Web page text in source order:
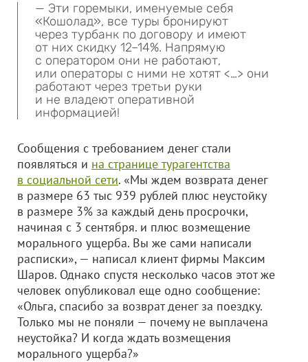
— Эти горемыки, именуемые себя
«Кошолад», все туры бронируют
через турбанк по договору и имеют
от них скидку 12–14%. Напрямую
с оператором они не работают,
или операторы с ними не хотят <…> они
работают через третьи руки
и не владеют оперативной
информацией!
Сообщения с требованием денег стали
появляться и на странице турагентства
в социальной сети. «Мы ждем возврата денег
в размере 63 тыс 939 рублей плюс неустойку
в размере 3% за каждый день просрочки,
начиная с 3 сентября. и плюс возмещение
морального ущерба. Вы же сами написали
расписки», — написал клиент фирмы Максим
Шаров. Однако спустя несколько часов этот же
человек опубликовал еще одно сообщение:
«Ольга, спасибо за возврат денег за поездку.
Только мы не поняли — почему не выплачена
неустойка? И когда ждать возмещения
морального ущерба?»